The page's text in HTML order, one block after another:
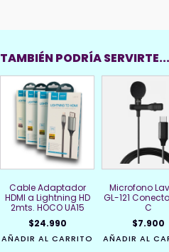
TAMBIÉN PODRÍA SERVIRTE...
Cable Adaptador
HDMI a Lightning HD
2mts. HOCO UA15
$24.990
AÑADIR AL CARRITO
Microfono
GL-121
C
$7.900
AÑADIR AL